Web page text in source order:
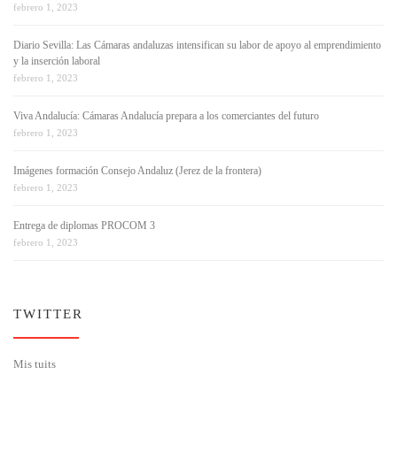
febrero 1, 2023
Diario Sevilla: Las Cámaras andaluzas intensifican su labor de apoyo al emprendimiento
y la inserción laboral
febrero 1, 2023
Viva Andalucía: Cámaras Andalucía prepara a los comerciantes del futuro
febrero 1, 2023
Imágenes formación Consejo Andaluz (Jerez de la frontera)
febrero 1, 2023
Entrega de diplomas PROCOM 3
febrero 1, 2023
TWITTER
Mis tuits